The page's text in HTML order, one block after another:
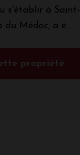
s'établir à Saint-
du Médoc, a é...
propriété